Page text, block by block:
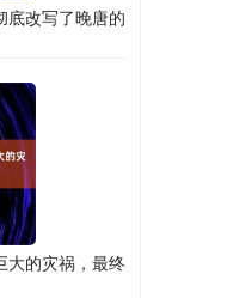
底改写了晚唐的
大的灾祸，最终